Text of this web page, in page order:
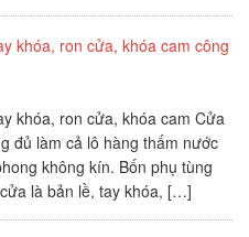
khóa, ron cửa, khóa cam công
khóa, ron cửa, khóa cam Cửa
đủ làm cả lô hàng thấm nước
không kín. Bốn phụ tùng
là bản lề, tay khóa, […]